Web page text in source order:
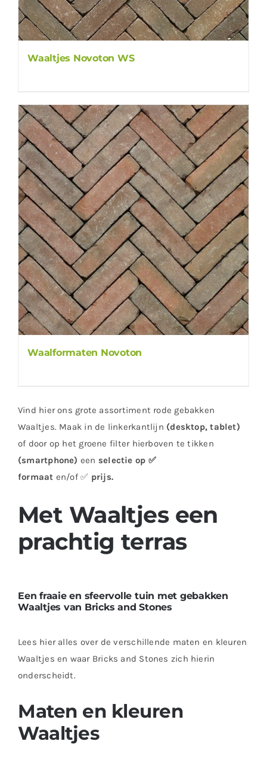
Waaltjes Novoton WS
Waalformaten Novoton
Vind hier ons grote assortiment rode gebakken
Waaltjes. Maak in de linkerkantlijn (desktop, tablet)
of door op het groene filter hierboven te tikken
(smartphone) een selectie op ✅
formaat en/of ✅ prijs.
Met Waaltjes een
prachtig terras
Een fraaie en sfeervolle tuin met gebakken
Waaltjes van Bricks and Stones
Lees hier alles over de verschillende maten en kleuren
Waaltjes en waar Bricks and Stones zich hierin
onderscheidt.
Maten en kleuren
Waaltjes